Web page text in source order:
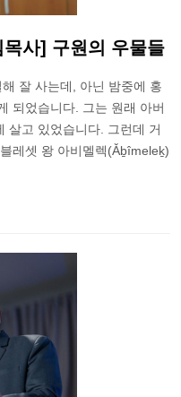
사] 구원의 우물들
잘 사는데, 아닌 밤중에 홍
되었습니다. 그는 원래 아버
살고 있었습니다. 그런데 거
레셋 왕 아비멜렉(Ǎḇîmeleḵ)